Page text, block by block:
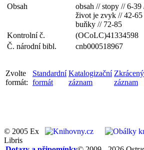
Obsah
obsah // stopy // 6-
život je zvyk // 42-
buňky // 72-85
Kontrolní č.
(OCoLC)41334598
Č. národní bibl.
cnb000518967
Zvolte
formát:
Standardní
formát
Katalogizační
záznam
Zkrácený
záznam
© 2005 Ex
Libris